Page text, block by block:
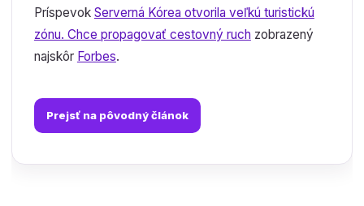
Príspevok Serverná Kórea otvorila veľkú turistickú
zónu. Chce propagovať cestovný ruch zobrazený
najskôr Forbes.
Prejsť na pôvodný článok